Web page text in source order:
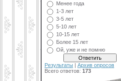
Менее года
1-3 лет
3-5 лет
5-10 лет
10-15 лет
Более 15 лет
Ой, уже и не помню
Результаты | Архив опросов
Всего ответов: 173